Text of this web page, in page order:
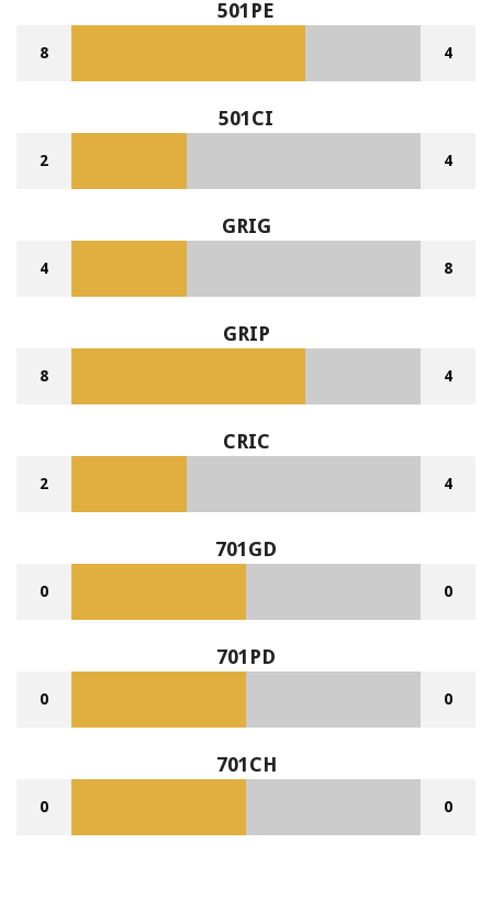
501PE
8 4
501CI
2 4
GRIG
4 8
GRIP
8 4
CRIC
2 4
701GD
0 0
701PD
0 0
701CH
0 0